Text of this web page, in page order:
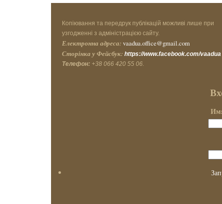
Копіювання та передрук публікацій можливі лише при
узгодженні з адміністрацією сайту.
Електронна адреса: vaadua.office@gmail.com
Сторінка у Фейсбук: https://www.facebook.com/vaadua
Телефон: +38 066 420 55 06.